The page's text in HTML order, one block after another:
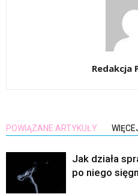
Redakcja
POWIĄZANE ARTYKUŁY
Jak działa
po niego